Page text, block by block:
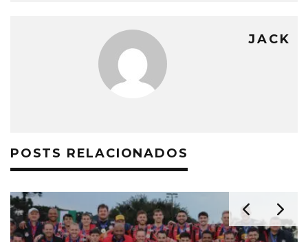
JACK
POSTS RELACIONADOS